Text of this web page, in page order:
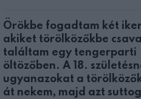
Örökbe fogadtam két
akiket törölközőkbe
találtam egy tengerparti
öltözőben. A 18.
ugyanazokat a
át nekem, majd azt